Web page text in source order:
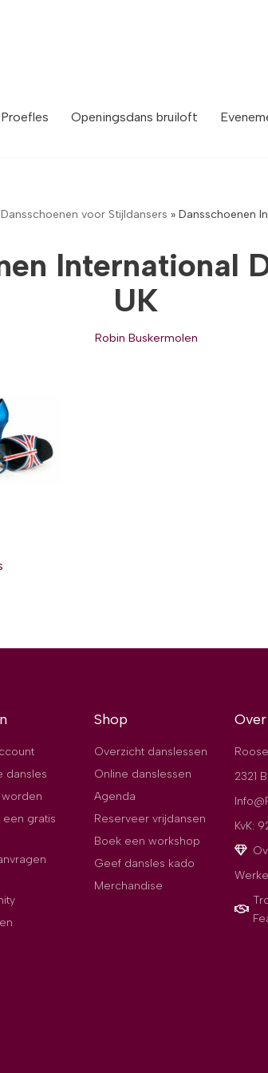
Openingsdans bruiloft
Dansschoenen voor Stijldansers » Dansschoenen
International
UK
Robin Buskermolen
dansles
gratis
Shop
Overzicht danslessen
Online danslessen
Agenda
Reserveer vrijdansen
Boek een workshop
Geef dansles kado
Merchandise
2321
KvK: